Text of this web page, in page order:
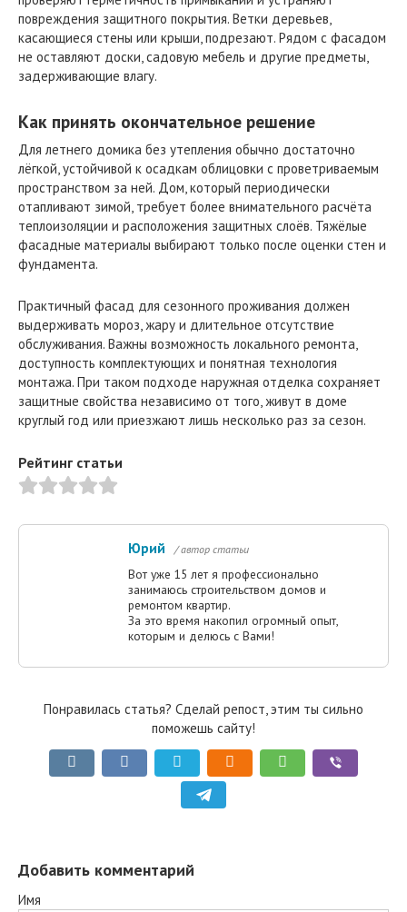
повреждения защитного покрытия. Ветки деревьев,
касающиеся стены или крыши, подрезают. Рядом с фасадом
не оставляют доски, садовую мебель и другие предметы,
задерживающие влагу.
Как принять окончательное решение
Для летнего домика без утепления обычно достаточно
лёгкой, устойчивой к осадкам облицовки с проветриваемым
пространством за ней. Дом, который периодически
отапливают зимой, требует более внимательного расчёта
теплоизоляции и расположения защитных слоёв. Тяжёлые
фасадные материалы выбирают только после оценки стен и
фундамента.
Практичный фасад для сезонного проживания должен
выдерживать мороз, жару и длительное отсутствие
обслуживания. Важны возможность локального ремонта,
доступность комплектующих и понятная технология
монтажа. При таком подходе наружная отделка сохраняет
защитные свойства независимо от того, живут в доме
круглый год или приезжают лишь несколько раз за сезон.
Рейтинг статьи
Юрий / автор статьи
Вот уже 15 лет я профессионально
занимаюсь строительством домов и
ремонтом квартир.
За это время накопил огромный опыт,
которым и делюсь с Вами!
Понравилась статья? Сделай репост, этим ты сильно
поможешь сайту!
Добавить комментарий
Имя